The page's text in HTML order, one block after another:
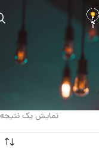
نمایش یک نتیجه